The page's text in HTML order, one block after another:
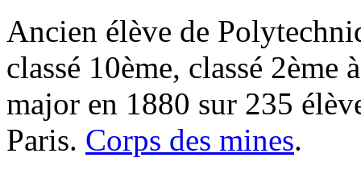
Ancien élève de
classé 10ème, classé
major en 1880 sur 235
Paris. Corps des mines.